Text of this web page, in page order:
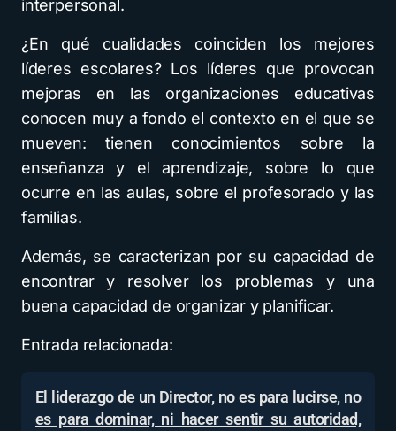
interpersonal.
¿En qué cualidades coinciden los mejores
líderes escolares? Los líderes que provocan
mejoras en las organizaciones educativas
conocen muy a fondo el contexto en el que se
mueven: tienen conocimientos sobre la
enseñanza y el aprendizaje, sobre lo que
ocurre en las aulas, sobre el profesorado y las
familias.
Además, se caracterizan por su capacidad de
encontrar y resolver los problemas y una
buena capacidad de organizar y planificar.
Entrada relacionada:
El liderazgo de un Director, no es para lucirse, no
es para dominar, ni hacer sentir su autoridad,